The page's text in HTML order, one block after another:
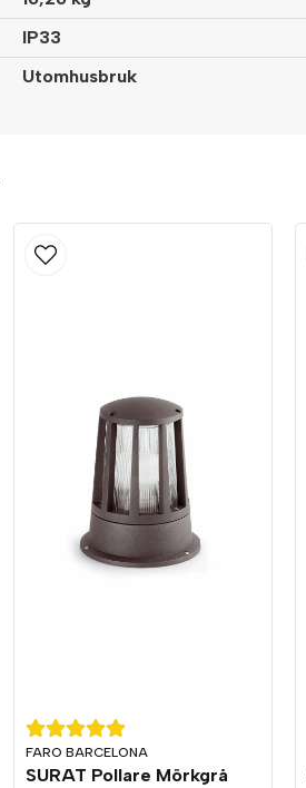
IP33
Utomhusbruk
FARO BARCELONA
SURAT Pollare Mörkgrå